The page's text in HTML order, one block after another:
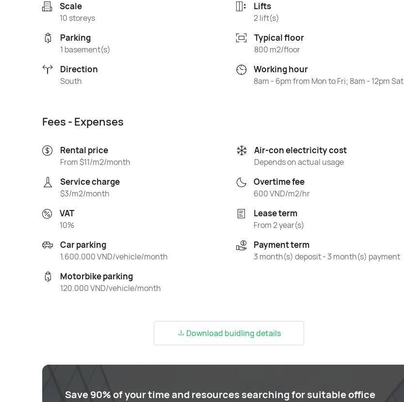
Scale
10 storeys
Lifts
2 lift(s)
Parking
1 basement(s)
Typical floor
800 m2/floor
Direction
South
Working hour
8am - 6pm from Mon to Fri; 8am - 12pm Sat
Fees - Expenses
Rental price
From $11/m2/month
Air-con electricity cost
Depends on actual usage
Service charge
$3/m2/month
Overtime fee
600 VND/m2/hr
VAT
10%
Lease term
From 2 year(s)
Car parking
1.600.000 VND/vehicle/month
Payment term
3 month(s) deposit - 3 month(s) payment
Motorbike parking
120.000 VND/vehicle/month
Download buidling details
Save 90% of your time and resources searching for suitable office